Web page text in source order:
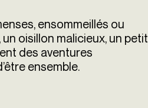
ensommeillés ou
oisillon malicieux, un petit
des aventures
ensemble.